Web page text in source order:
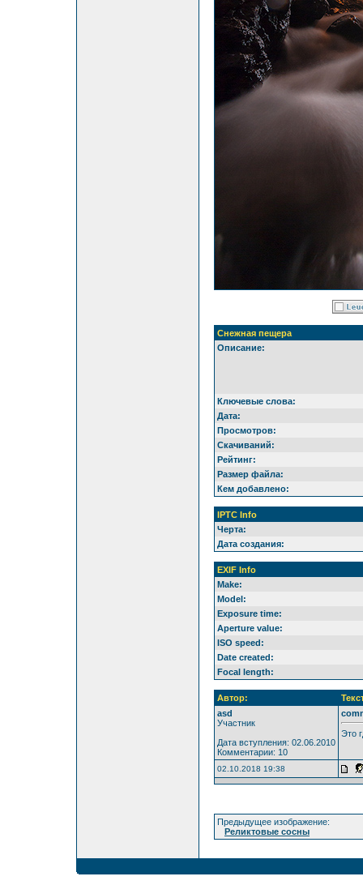
Снежная пещера
Описание:
Ключевые слова:
Дата:
Просмотров:
Скачиваний:
Рейтинг:
Размер файла:
Кем добавлено:
IPTC Info
Черта:
Дата создания:
EXIF Info
Make:
Model:
Exposure time:
Aperture value:
ISO speed:
Date created:
Focal length:
Автор:
asd
Участник
Дата вступления: 02.06.2010
Комментарии: 10
Это
02.10.2018 19:38
Предыдущее изображение:
Реликтовые сосны